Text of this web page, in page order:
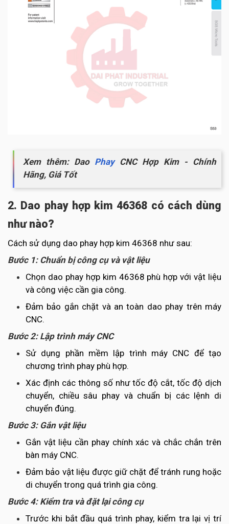
Xem thêm: Dao PhayCNC Hợp Kim - Chính
Hãng, Giá Tốt
2. Dao phay hợp kim 46368 có cách dùng
như nào?
Cách sử dụng dao phay hợp kim 46368 như sau:
Bước 1: Chuẩn bị công cụ và vật liệu
Chọn dao phay hợp kim 46368 phù hợp với vật liệu
và công việc cần gia công.
Đảm bảo gắn chặt và an toàn dao phay trên máy
CNC.
Bước 2: Lập trình máy CNC
Sử dụng phần mềm lập trình máy CNC để tạo
chương trình phay phù hợp.
Xác định các thông số như tốc độ cắt, tốc độ dịch
chuyển, chiều sâu phay và chuẩn bị các lệnh di
chuyển đúng.
Bước 3: Gắn vật liệu
Gắn vật liệu cần phay chính xác và chắc chắn trên
bàn máy CNC.
Đảm bảo vật liệu được giữ chặt để tránh rung hoặc
di chuyển trong quá trình gia công.
Bước 4: Kiểm tra và đặt lại công cụ
Trước khi bắt đầu quá trình phay, kiểm tra lại vị trí